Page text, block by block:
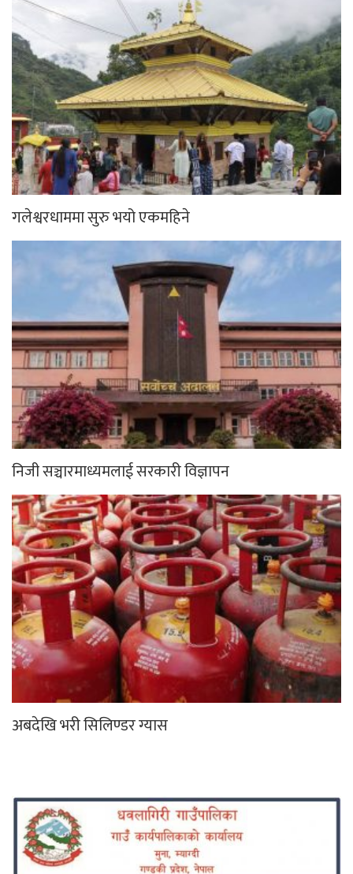
गलेश्वरधाममा सुरु भयो एकमहिने
निजी सञ्चारमाध्यमलाई सरकारी विज्ञापन
अबदेखि भरी सिलिण्डर ग्यास